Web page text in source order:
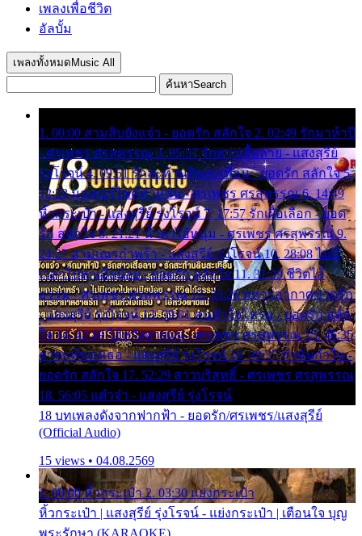
เพลงเพื่อชีวิต
อัลบั้ม
เพลงทั้งหมด Music All
ค้นหาSearch
1. 00:00 สามสิบยังแจ๋ว - ยอดรัก สลักใจ 2. 02:49 รักมาห้าปี
- ศรเพชร ศรสุพรรณ 3. 05:57 รักสาวเสื้อลาย - แสงสุรีย์
รุ่งโรจน์ 4. 09:51 รักสะท้านดินสะเทือน - ยอดรัก สลักใจ 5.
12:23 มอเตอร์ไซค์ทำหล่น - ศรเพชร ศรสุพรรณ 6. 14:49
หิ้วกระเป๋า - แสงสุรีย์ รุ่งโรจน์ 7. 17:57 รักเผื่อเลือก - ยอด
รัก สลักใจ 8. 21:21 น้ำตาไอ้หนุ่ม - ศรเพชร ศรสุพรรณ 9.
24:27 สามเณรกำพร้า - แสงสุรีย์ รุ่งโรจน์ 10. 28:08 ไม่มี
เวลาไปหาเมียน้อย - ยอดรัก สลักใจ 11. 31:29 ชีวิตไอ้
ธรรม - ศรเพชร ศรสุพรรณ 12. 35:26 ทหารอากาศขาดรัก
- แสงสุรีย์ รุ่งโรจน์ 13. 39:01 คนหัวใจโทรม - ยอดรัก สลัก
ใจ 14. 42:49 ไอ้หวังตายแน่ - ศรเพชร ศรสุพรรณ 15. 46:35
ธาตุแท้ของเธอ - แสงสุรีย์ รุ่งโรจน์ 16. 49:57 กำนันกำใน -
ยอดรัก สลักใจ 17. 52:29 สาวบริสุทธิ์ - ศรเพชร ศรสุพรรณ
18. 56:05 แต๋วจ๋า - แสงสุรีย์ รุ่งโรจน์
18 บทเพลงดังจากฟากฟ้า - ยอดรัก/ศรเพชร/แสงสุรีย์
(Official Audio)
15 views • 04.08.2569
1. 00:00 หิ้วกระเป๋า 2. 03:30 แย่งกระเป๋า
หิ้วกระเป๋า | แสงสุรีย์ รุ่งโรจน์ - แย่งกระเป๋า | เตือนใจ บุญ
พระรักษา (KARAOKE)